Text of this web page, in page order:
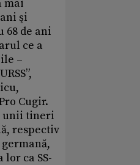
mai
şi
68 de ani
ce a
–
Cugir.
unii tineri
respectiv
lor ca SS-